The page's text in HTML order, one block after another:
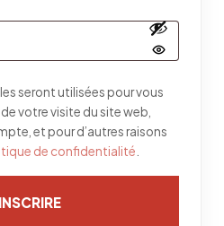
seront utilisées pour vous
votre visite du site web,
et pour d’autres raisons
de confidentialité